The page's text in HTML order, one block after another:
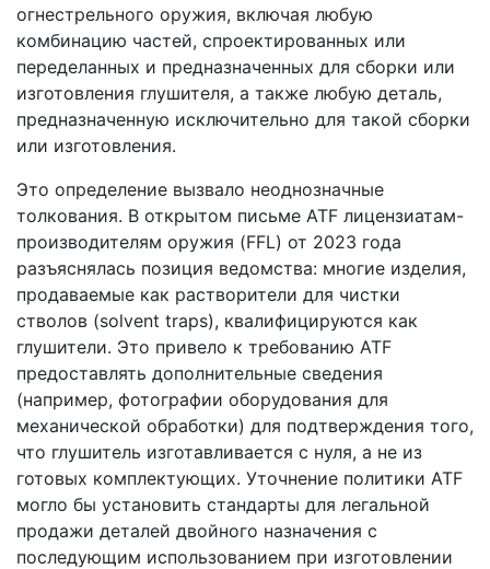
огнестрельного оружия, включая любую
комбинацию частей, спроектированных или
переделанных и предназначенных для сборки или
изготовления глушителя, а также любую деталь,
предназначенную исключительно для такой сборки
или изготовления.
Это определение вызвало неоднозначные
толкования. В открытом письме ATF лицензиатам-
производителям оружия (FFL) от 2023 года
разъяснялась позиция ведомства: многие изделия,
продаваемые как растворители для чистки
стволов (solvent traps), квалифицируются как
глушители. Это привело к требованию ATF
предоставлять дополнительные сведения
(например, фотографии оборудования для
механической обработки) для подтверждения того,
что глушитель изготавливается с нуля, а не из
готовых комплектующих. Уточнение политики ATF
могло бы установить стандарты для легальной
продажи деталей двойного назначения с
последующим использованием при изготовлении